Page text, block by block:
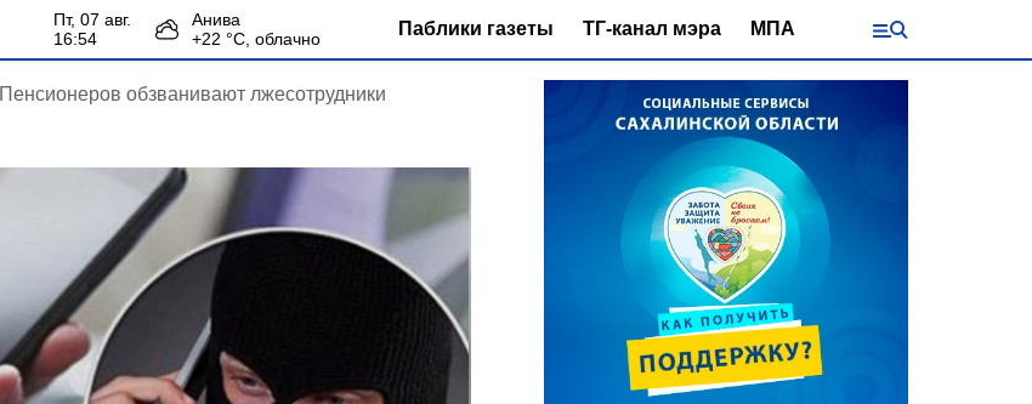
пт, 07 авг.
16:54
Анива
+22 °С, облачно Паблики газеты ТГ-канал мэра МПА
Пенсионеров обзванивают лжесотрудники